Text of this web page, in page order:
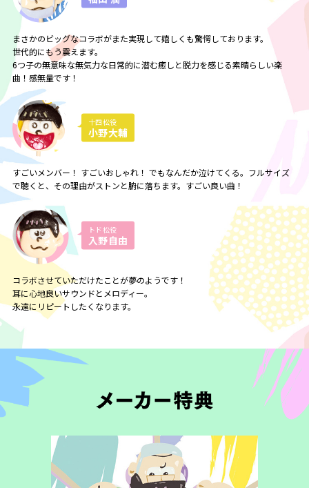
まさかのビッグなコラボがまた実現して嬉しくも驚愕しております。
世代的にもう震えます。
6つ子の無意味な無気力な日常的に潜む癒しと脱力を感じる素晴らしい楽
曲！感無量です！
十四松役
小野大輔
すごいメンバー！ すごいおしゃれ！ でもなんだか泣けてくる。フルサイズ
で聴くと、その理由がストンと腑に落ちます。すごい良い曲！
トド松役
入野自由
コラボさせていただけたことが夢のようです！
耳に心地良いサウンドとメロディー。
永遠にリピートしたくなります。